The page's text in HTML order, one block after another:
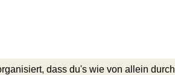
dass du's wie von allein